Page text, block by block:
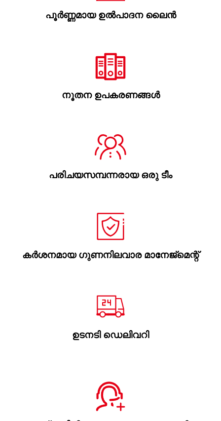
പൂർണ്ണമായ ഉൽ‌പാദന ലൈൻ
നൂതന ഉപകരണങ്ങൾ
പരിചയസമ്പന്നരായ ഒരു ടീം
കർശനമായ ഗുണനിലവാര മാനേജ്മെന്റ്
ഉടനടി ഡെലിവറി